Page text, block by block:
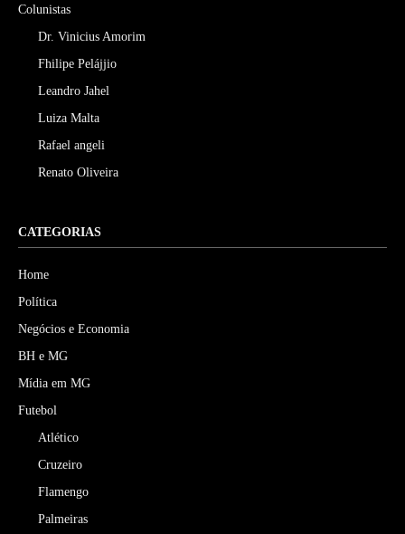
Colunistas
Dr. Vinicius Amorim
Fhilipe Pelájjio
Leandro Jahel
Luiza Malta
Rafael angeli
Renato Oliveira
CATEGORIAS
Home
Política
Negócios e Economia
BH e MG
Mídia em MG
Futebol
Atlético
Cruzeiro
Flamengo
Palmeiras